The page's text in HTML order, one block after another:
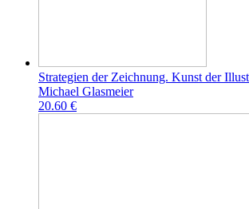
Strategien der Zeichnung. Kunst der
Michael Glasmeier
20.60 €